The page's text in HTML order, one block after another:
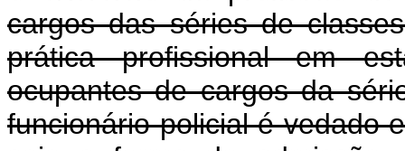
cargos das séries de
prática profissional em
ocupantes de cargos da
funcionário policial é vedado